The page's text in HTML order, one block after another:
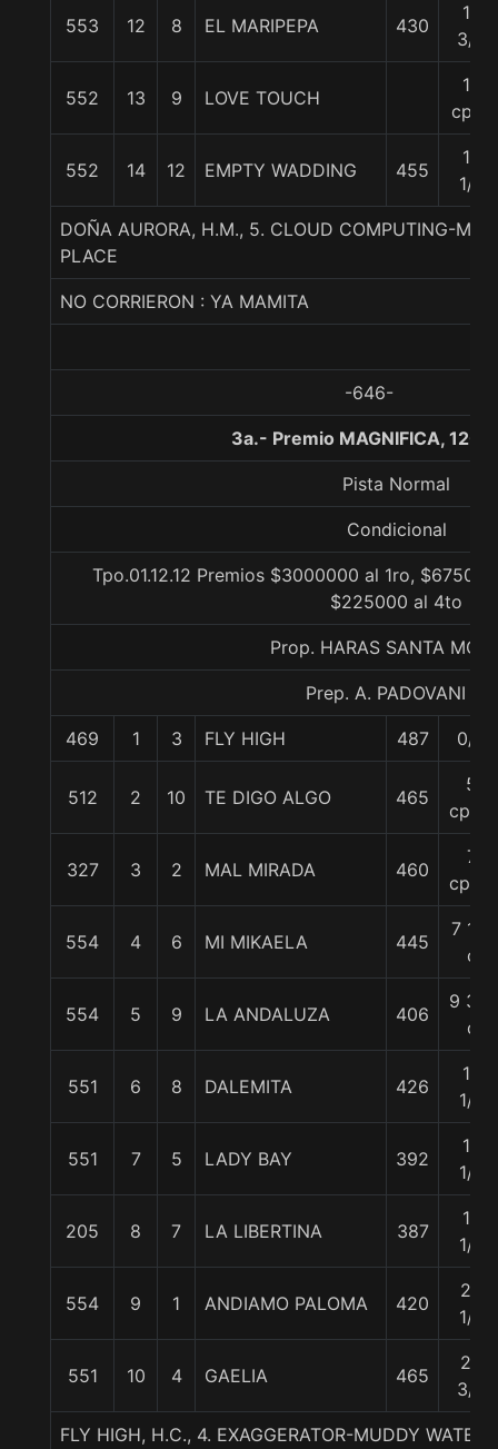
553 12 8 EL MARIPEPA 430
16
3/4
552 13 9 LOVE TOUCH
18
cpos
552 14 12 EMPTY WADDING 455
18
1/4
DOÑA AURORA, H.M., 5. CLOUD COMPUTING-MIA
PLACE
NO CORRIERON : YA MAMITA
-646-
3a.- Premio MAGNIFICA,
Pista Normal
Condicional
Tpo.01.12.12 Premios $3000000 al 1ro,
$225000 al 4to
Prop. HARAS SANTA
Prep. A. PADOVANI E.
469 1 3 FLY HIGH 487 0/0
512 2 10 TE DIGO ALGO 465
5
cpos.
327 3 2 MAL MIRADA 460
7
cpos.
554 4 6 MI MIKAELA 445
7 1/4
c
554 5 9 LA ANDALUZA 406
9 3/4
c
551 6 8 DALEMITA 426
10
1/4
551 7 5 LADY BAY 392
14
1/4
205 8 7 LA LIBERTINA 387
16
1/4
554 9 1 ANDIAMO PALOMA 420
24
1/4
551 10 4 GAELIA 465
25
3/4
FLY HIGH, H.C., 4. EXAGGERATOR-MUDDY